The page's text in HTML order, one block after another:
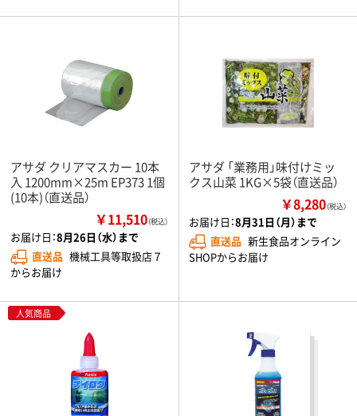
アサダ クリアマスカー 10本
入 1200mm×25m EP373 1個
(10本)（直送品）
￥11,510（税込）
お届け日：8月26日（水）まで
直送品 機械工具等取扱店７
からお届け
アサダ 「業務用」味付けミッ
クス山菜 1KG×5袋（直送品）
￥8,280（税込）
お届け日：8月31日（月）まで
直送品 新生食品オンライン
SHOPからお届け
人気商品